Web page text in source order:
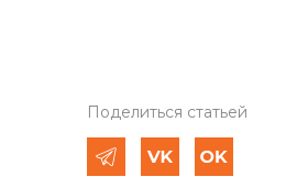
Поделиться статьей